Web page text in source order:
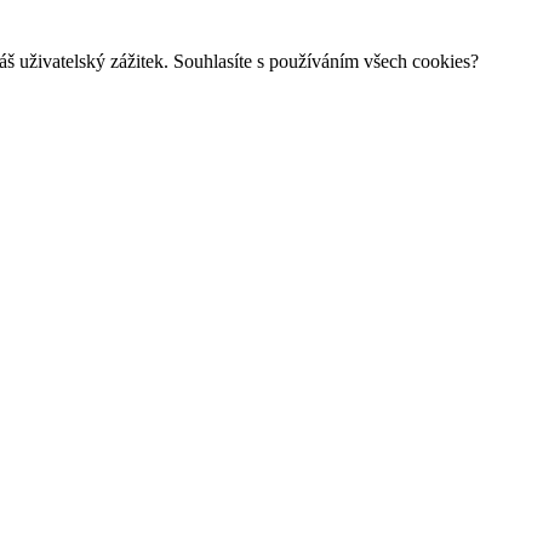
uživatelský zážitek. Souhlasíte s používáním všech cookies?